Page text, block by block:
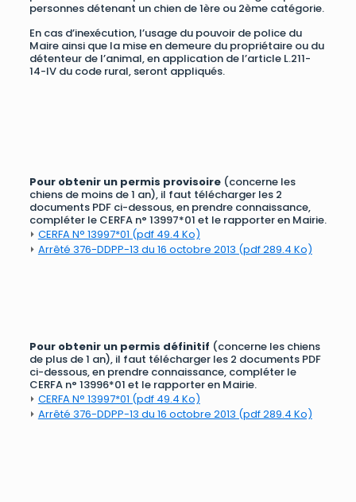
personnes détenant un chien de 1ère ou 2ème catégorie.
En cas d’inexécution, l’usage du pouvoir de police du
Maire ainsi que la mise en demeure du propriétaire ou du
détenteur de l’animal, en application de l’article L.211-
14-IV du code rural, seront appliqués.
Pour obtenir un permis provisoire(concerne les
chiens de moins de 1 an), il faut télécharger les 2
documents PDF ci-dessous, en prendre connaissance,
compléter le CERFA n° 13997*01 et le rapporter en Mairie.
⏵ CERFA N° 13997*01 (pdf 49.4 Ko)
⏵ Arrêté 376-DDPP-13 du 16 octobre 2013 (pdf 289.4 Ko)
Pour obtenir un permis définitif (concerne les chiens
de plus de 1 an), il faut télécharger les 2 documents PDF
ci-dessous, en prendre connaissance, compléter le
CERFA n° 13996*01 et le rapporter en Mairie.
⏵ CERFA N° 13997*01 (pdf 49.4 Ko)
⏵ Arrêté 376-DDPP-13 du 16 octobre 2013 (pdf 289.4 Ko)